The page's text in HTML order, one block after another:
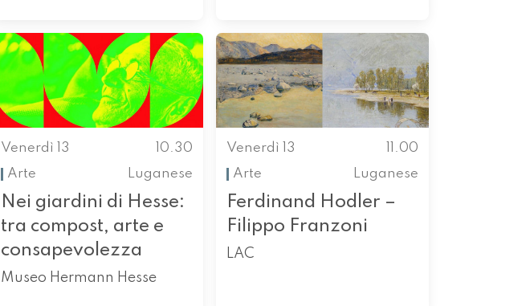
Venerdì 13
10.30
Arte
Luganese
Nei giardini di Hesse:
tra compost, arte e
consapevolezza
Museo Hermann Hesse
Venerdì 13
11.00
Arte
Luganese
Ferdinand Hodler –
Filippo Franzoni
LAC